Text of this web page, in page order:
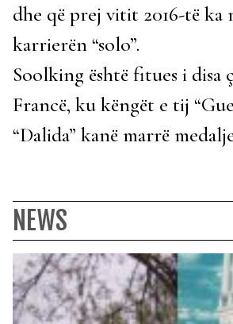
dhe që prej vitit 2016-të ka
karrierën “solo”.
Soolking është fitues i disa
Francë, ku këngët e tij
“Dalida” kanë marrë
NEWS